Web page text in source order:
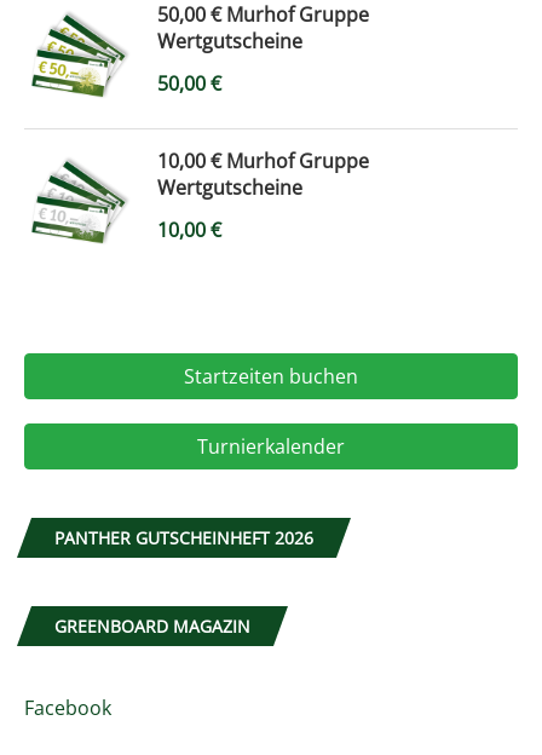
50,00 € Murhof Gruppe
Wertgutscheine
50,00€
10,00 € Murhof Gruppe
Wertgutscheine
10,00€
Startzeiten buchen
Turnierkalender
PANTHER GUTSCHEINHEFT 2026
GREENBOARD MAGAZIN
Facebook